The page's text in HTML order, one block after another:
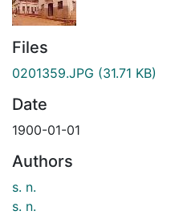
Files
0201359.JPG (31.71 KB)
Date
1900-01-01
Authors
s. n.
s. n.